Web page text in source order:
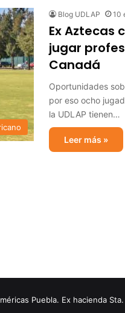
Blog UDLAP 10
Ex Aztecas
jugar
Canadá
Oportunidades
por eso ocho
la UDLAP tienen…
Leer más »
Puebla. Ex hacienda